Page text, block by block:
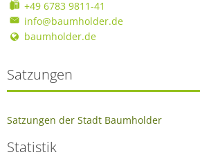
+49 6783 9811-41
info@baumholder.de
baumholder.de
Satzungen
Satzungen der Stadt Baumholder
Statistik